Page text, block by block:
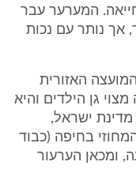
המערער עבר
אך נותר עם נכות
האזורית
גן הילדים והיא
ישראל,
בחיפה (כבוד
ומכאן הערעור